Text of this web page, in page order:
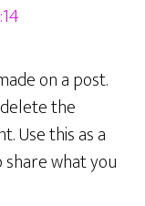
on a post.
the
Use this as a
what you